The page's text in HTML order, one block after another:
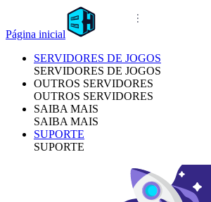
Página inicial
SERVIDORES DE JOGOS
SERVIDORES DE JOGOS
OUTROS SERVIDORES
OUTROS SERVIDORES
SAIBA MAIS
SAIBA MAIS
SUPORTE
SUPORTE